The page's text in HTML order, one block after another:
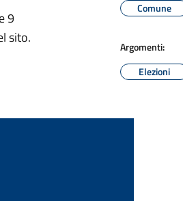
9
sito.
Comune
Argomenti:
Elezioni